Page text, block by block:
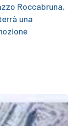
Roccabruna,
una